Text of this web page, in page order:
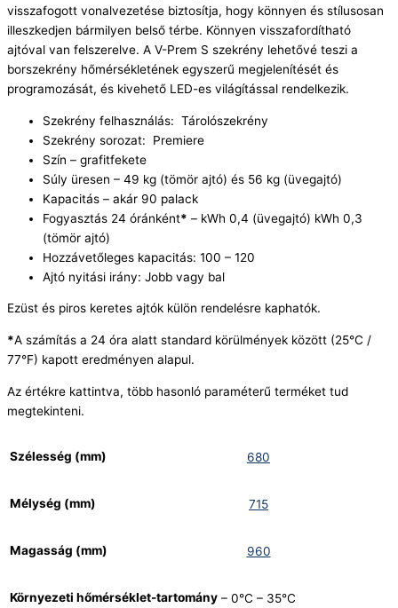
visszafogott vonalvezetése biztosítja, hogy könnyen és stílusosan
illeszkedjen bármilyen belső térbe. Könnyen visszafordítható
ajtóval van felszerelve. A V-Prem S szekrény lehetővé teszi a
borszekrény hőmérsékletének egyszerű megjelenítését és
programozását, és kivehető LED-es világítással rendelkezik.
Szekrény felhasználás: Tárolószekrény
Szekrény sorozat: Premiere
Szín – grafitfekete
Súly üresen – 49 kg (tömör ajtó) és 56 kg (üvegajtó)
Kapacitás – akár 90 palack
Fogyasztás 24 óránként* – kWh 0,4 (üvegajtó) kWh 0,3
(tömör ajtó)
Hozzávetőleges kapacitás: 100 – 120
Ajtó nyitási irány: Jobb vagy bal
Ezüst és piros keretes ajtók külön rendelésre kaphatók.
*A számítás a 24 óra alatt standard körülmények között (25°C /
77°F) kapott eredményen alapul.
Az értékre kattintva, több hasonló paraméterű terméket tud
megtekinteni.
Szélesség (mm) 680
Mélység (mm) 715
Magasság (mm) 960
Környezeti hőmérséklet-tartomány – 0°C – 35°C